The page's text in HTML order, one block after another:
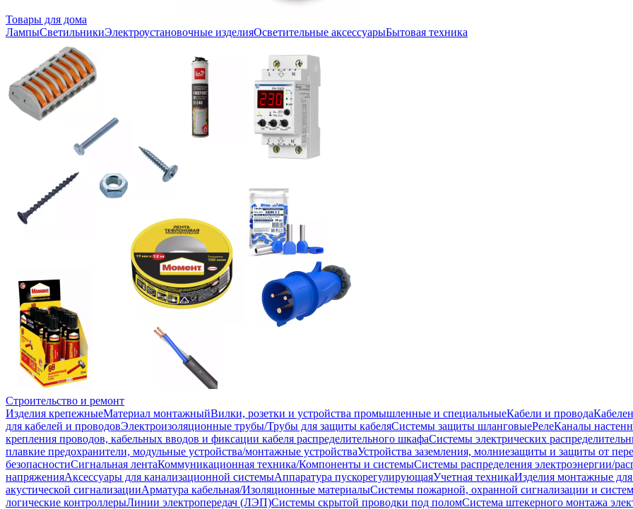
Товары для дома
ЛампыСветильникиЭлектроустановочные изделияОсветительные аксессуарыБытовая техника
Строительство и ремонт
Изделия крепежныеМатериал монтажныйВилки, розетки и устройства промышленные и специальныеКабели и провода
для кабелей и проводовЭлектроизоляционные трубы/Трубы для защиты кабеляСистемы защиты шланговыеРелеКаналы
крепления проводов, кабельных вводов и фиксации кабеля распределительного шкафаСистемы электрических
плавкие предохранители, модульные устройства/монтажные устройстваУстройства заземления, молниезащиты и защиты от
безопасностиСигнальная лентаКоммуникационная техника/Компоненты и системыСистемы распределения электроэнергии/
напряженияАксессуары для канализационной системыАппаратура пускорегулирующаяУчетная техникаИзделия монтажные
акустической сигнализацииАрматура кабельная/Изоляционные материалыСистемы пожарной, охранной сигнализации и
логические контроллерыЛинии электропередач (ЛЭП)Системы скрытой проводки под поломСистема штекерного монтажа